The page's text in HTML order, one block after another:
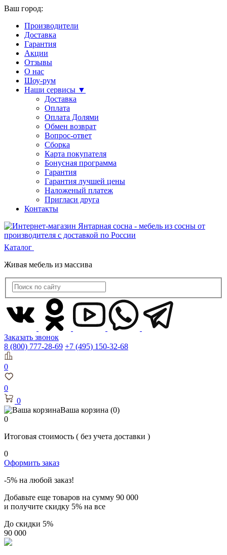
Ваш город:
Производители
Доставка
Гарантия
Акции
Отзывы
О нас
Шоу-рум
Наши сервисы ▼
Доставка
Оплата
Оплата Долями
Обмен возврат
Вопрос-ответ
Сборка
Карта покупателя
Бонусная программа
Гарантия
Гарантия лучшей цены
Наложеный платеж
Пригласи друга
Контакты
Каталог
Живая мебель из массива
Заказать звонок
8 (800) 777-28-69 +7 (495) 150-32-68
0
0
0
Ваша корзина (0)
0
Итоговая стоимость ( без учета доставки )
0
Оформить заказ
-5% на любой заказ!
Добавьте еще товаров на сумму 90 000
и получите скидку 5% на все
До скидки 5%
90 000